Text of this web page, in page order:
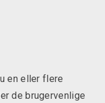
en eller flere
de brugervenlige